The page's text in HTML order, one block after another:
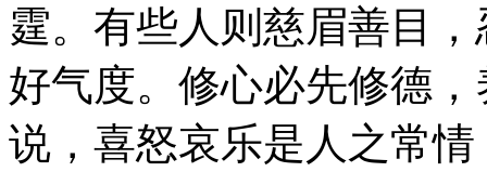
霆。有些人则慈眉善目
好气度。修心必先修德
说，喜怒哀乐是人之常